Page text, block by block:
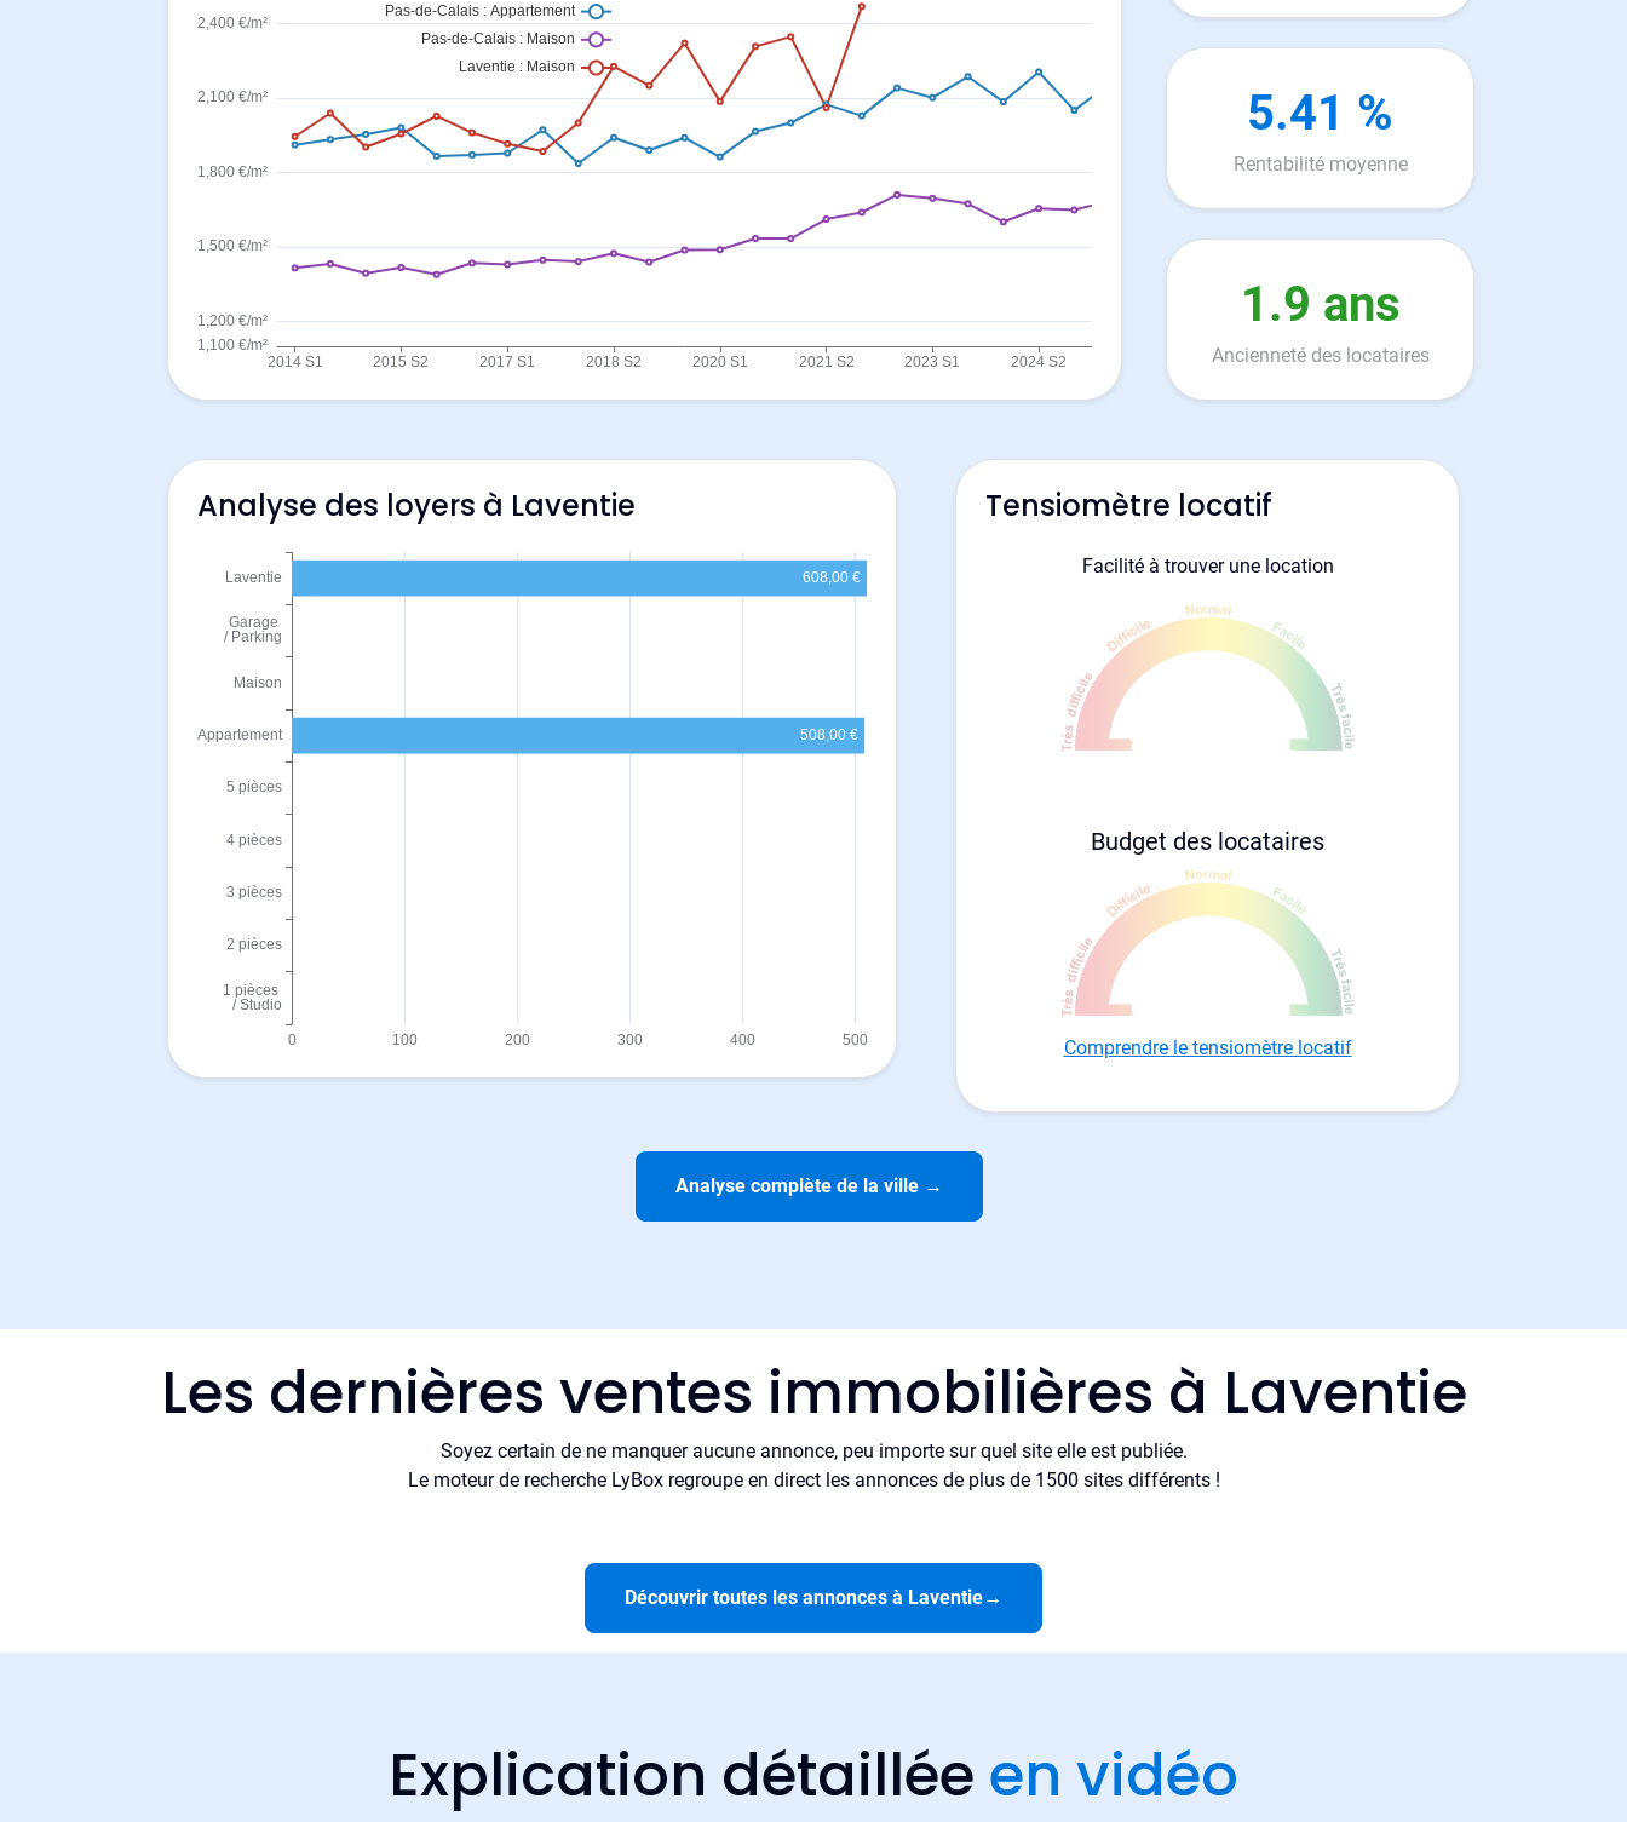
5.41 %
Rentabilité moyenne
1.9 ans
Ancienneté des locataires
Analyse des loyers à Laventie Tensiomètre locatif
Facilité à trouver une location
Budget des locataires
Comprendre le tensiomètre locatif
Analyse complète de la ville →
Les dernières ventes immobilières à Laventie
Soyez certain de ne manquer aucune annonce, peu importe sur quel site elle est publiée.
Le moteur de recherche LyBox regroupe en direct les annonces de plus de 1500 sites différents !
Découvrir toutes les annonces à Laventie→
Explication détaillée en vidéo